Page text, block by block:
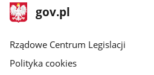
stopka
gov.plStrona
gov.pl
Rządowe Centrum Legislacji
Polityka cookies